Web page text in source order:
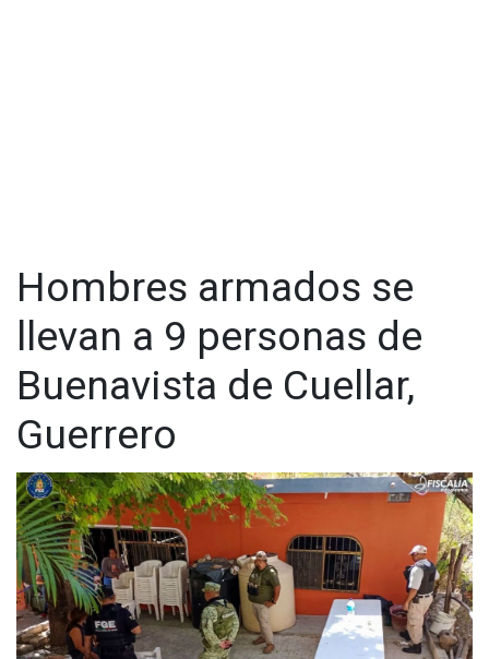
Hombres armados se
llevan a 9 personas de
Buenavista de Cuellar,
Guerrero